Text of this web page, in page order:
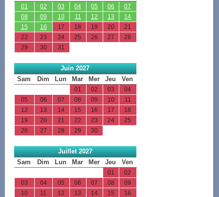
01 02 03 04 05 06
07
08
09 10 11 12 13
14
15
16 17 18 19 20
21
22
23 24 25 26 27
28
29
30 31
Juin 2027
Sam
Dim Lun Mar Mer Jeu Ven
01 02 03
04
05
06 07 08 09 10
11
12
13 14 15 16 17
18
19
20 21 22 23 24
25
26
27 28 29 30
Juillet 2027
Sam
Dim Lun Mar Mer Jeu Ven
01
02
03
04 05 06 07 08
09
10
11 12 13 14 15 16